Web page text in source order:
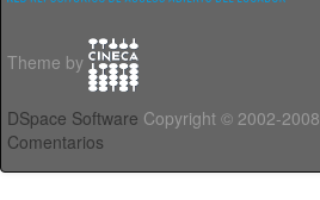
Theme by
DSpace Software Copyright © 2002-2008
Comentarios